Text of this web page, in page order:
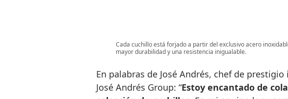
Cada cuchillo está forjado a partir del exclusivo acero
mayor durabilidad y una resistencia inigualable.
En palabras de José Andrés, chef de
José Andrés Group: “Estoy encantado de